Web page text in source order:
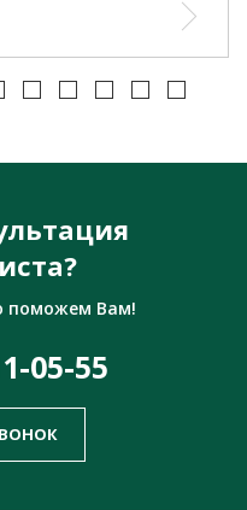
поможем Вам!
05-55